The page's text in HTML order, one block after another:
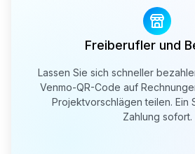
Freiberufler und
Lassen Sie sich schneller
Venmo-QR-Code auf
Projektvorschlägen teilen. Ein
Zahlung sofort.